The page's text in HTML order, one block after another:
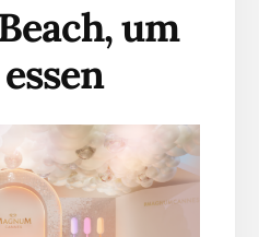
um